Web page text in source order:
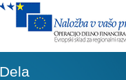
Dela